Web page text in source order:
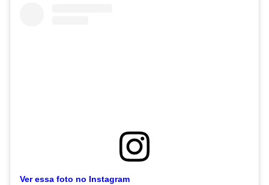
Ver essa foto no Instagram